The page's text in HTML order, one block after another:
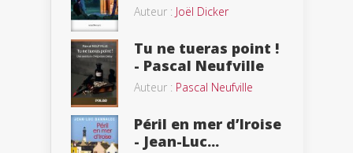
Auteur : Joël Dicker
Tu ne tueras point !
- Pascal Neufville
Auteur : Pascal Neufville
Péril en mer d’Iroise
- Jean-Luc...